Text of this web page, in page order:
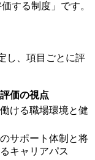
する制度」です。
し、項目ごとに評
評価の視点
ける職場環境と健
サポート体制と将
キャリアパス